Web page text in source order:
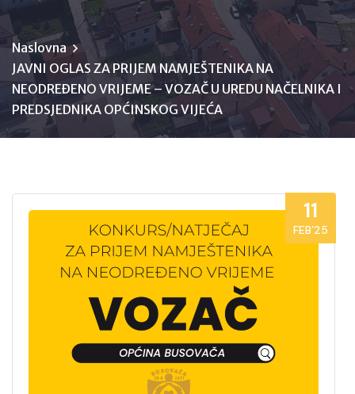
Naslovna
JAVNI OGLAS ZA PRIJEM NAMJEŠTENIKA NA
NEODREĐENO VRIJEME – VOZAČ U UREDU NAČELNIKA I
PREDSJEDNIKA OPĆINSKOG VIJEĆA
11
FEB’25